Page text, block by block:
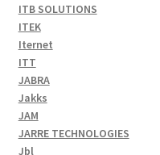
ITB SOLUTIONS
ITEK
Iternet
ITT
JABRA
Jakks
JAM
JARRE TECHNOLOGIES
Jbl